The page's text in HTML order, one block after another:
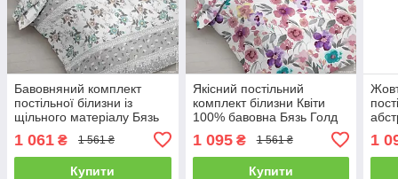
Бавовняний комплект
постільної білизни із
щільного матеріалу Бязь
150х220 см(BL1.5-820)
1 061 ₴ 1 561 ₴
Купити
Якісний постільний
комплект білизни Квіти
100% бавовна Бязь Голд
Люкс полуторний 150х220
(BL1.5-723)
1 095₴ 1 561 ₴
Купити
763)
1